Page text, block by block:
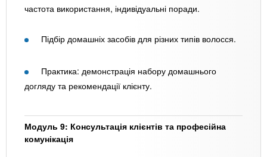
частота використання, індивідуальні поради.
Підбір домашніх засобів для різних типів волосся.
Практика: демонстрація набору домашнього
догляду та рекомендації клієнту.
Модуль 9: Консультація клієнтів та професійна
комунікація